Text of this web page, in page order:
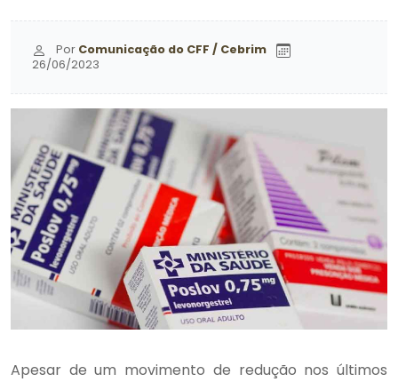
Por Comunicação do CFF / Cebrim
26/06/2023
Apesar de um movimento de redução nos últimos